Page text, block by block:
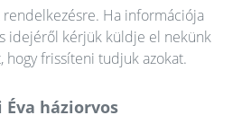
Ha információja
idejéről kérjük küldje el nekünk
hogy frissíteni tudjuk azokat.
háziorvos